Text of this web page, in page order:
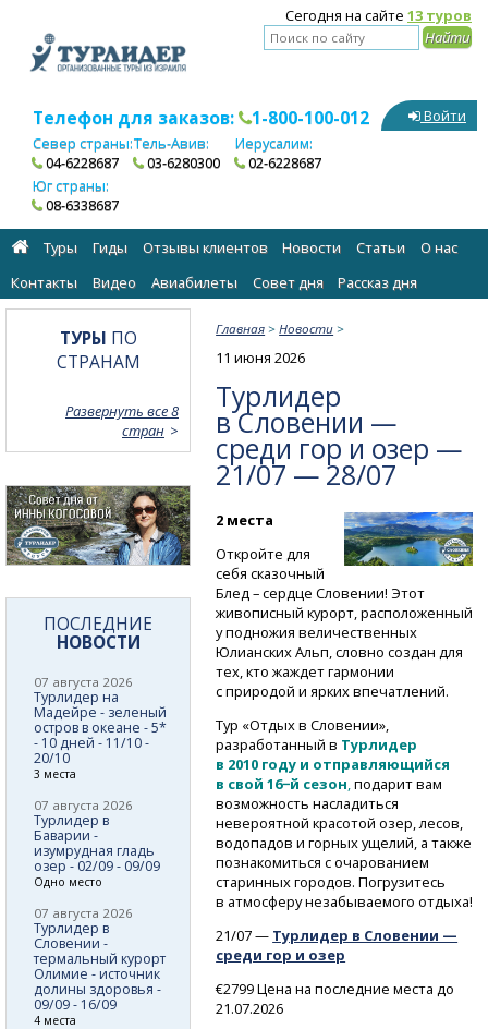
Сегодня на сайте 13 туров
Телефон для заказов: 1-800-100-012
Север страны:
04-6228687
Тель-Авив:
03-6280300
Иерусалим:
02-6228687
Юг страны:
08-6338687
Войти
Туры Гиды Отзывы клиентов Новости Статьи
О нас
Контакты
Видео Авиабилеты Cовет дня Рассказ дня
Главная >Новости >
11 июня 2026
Турлидер
в Словении —
среди гор и озер —
21/07 — 28/07
2 места
Откройте для
себя сказочный
Блед – сердце Словении! Этот
живописный курорт, расположенный
у подножия величественных
Юлианских Альп, словно создан для
тех, кто жаждет гармонии
с природой и ярких впечатлений.
Тур «Отдых в Словении»,
разработанный в Турлидер
в 2010 году и отправляющийся
в свой 16−й сезон,подарит вам
возможность насладиться
невероятной красотой озер, лесов,
водопадов и горных ущелий, а также
познакомиться с очарованием
старинных городов. Погрузитесь
в атмосферу незабываемого отдыха!
21/07 — Турлидер в Словении —
среди гор и озер
€2799 Цена на последние места до
21.07.2026
ТУРЫ ПО
СТРАНАМ
Развернуть все 8
стран
ПОСЛЕДНИЕ
НОВОСТИ
07 августа 2026
Турлидер на
Мадейре - зеленый
остров в океане - 5*
- 10 дней - 11/10 -
20/10
3 места
07 августа 2026
Турлидер в
Баварии -
изумрудная гладь
озер - 02/09 - 09/09
Одно место
07 августа 2026
Турлидер в
Словении -
термальный курорт
Олимие - источник
долины здоровья -
09/09 - 16/09
4 места